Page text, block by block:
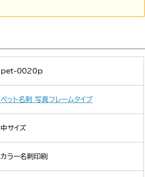
pet-0020p
ペット名刺 写真フレームタイプ
中サイズ
カラー名刺印刷